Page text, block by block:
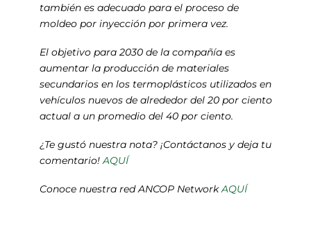
también es adecuado para el proceso de
moldeo por inyección por primera vez.
El objetivo para 2030 de la compañía es
aumentar la producción de materiales
secundarios en los termoplásticos utilizados en
vehículos nuevos de alrededor del 20 por ciento
actual a un promedio del 40 por ciento.
¿Te gustó nuestra nota? ¡Contáctanos y deja tu
comentario!AQUÍ
Conoce nuestra red ANCOP NetworkAQUÍ